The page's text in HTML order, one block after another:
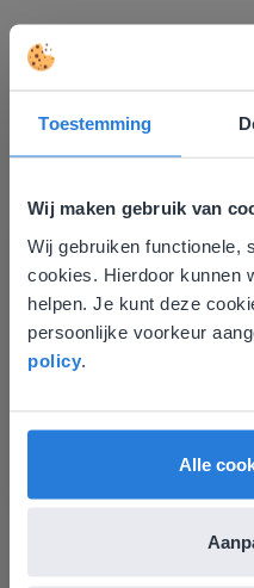
Toestemming
Wij maken gebruik van
Wij gebruiken functionele,
cookies. Hierdoor kunnen
helpen. Je kunt deze
persoonlijke voorkeur
policy
Alle
Groep 8, Blok 9,
Les 11
Deze website
overeen met
Gezien je locatie,
liever naar de website
English